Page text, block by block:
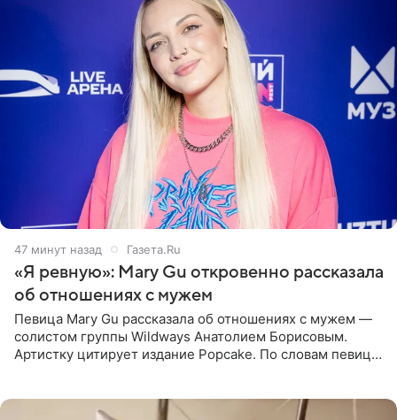
47 минут назад Газета.Ru
«Я ревную»: Mary Gu откровенно рассказала
об отношениях с мужем
Певица Mary Gu рассказала об отношениях с мужем —
солистом группы Wildways Анатолием Борисовым.
Артистку цитирует издание Popcake. По словам певицы,